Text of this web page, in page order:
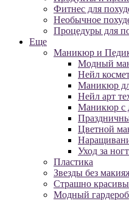
Фитнес для
Необычное
Процедуры для
Еще
Маникюр и
Модный
Нейл
Маникюр
Нейл арт
Маникюр с
Цветной
Уход за
Пластика
Звезды без
Страшно
Модный гардероб